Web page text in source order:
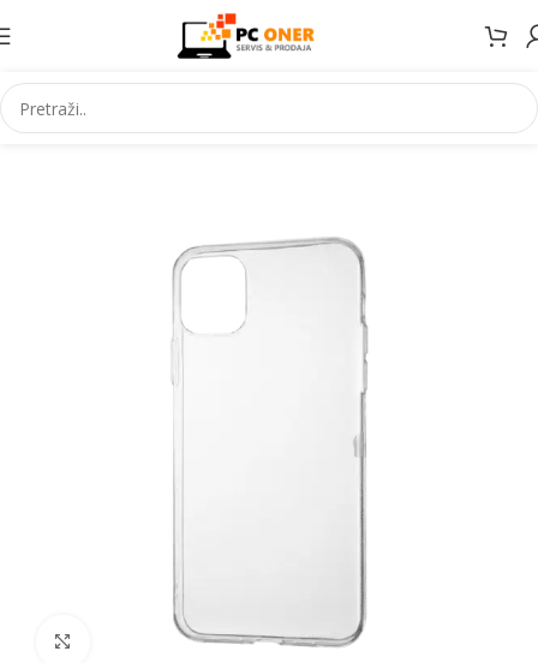
Početna Elektronika Mobiteli Maske za mobitele i dodaci
Click to enlarge